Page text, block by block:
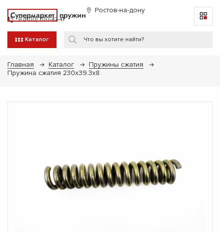
Супермаркет пружин Ростов-на-дону
8 (800) 700-47-41
Каталог
Главная Каталог
Пружины сжатия
Пружина сжатия 230х39.3х8